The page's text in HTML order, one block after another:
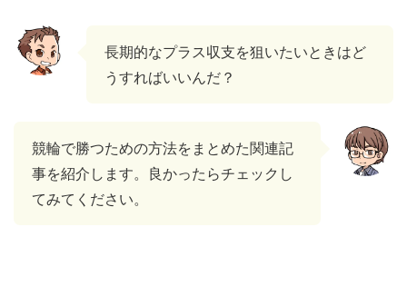
長期的なプラス収支を狙いたいときはど
うすればいいんだ？
競輪で勝つための方法をまとめた関連記
事を紹介します。良かったらチェックし
てみてください。